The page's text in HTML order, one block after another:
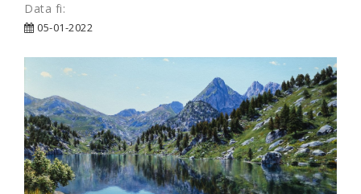
Data fi:
05-01-2022